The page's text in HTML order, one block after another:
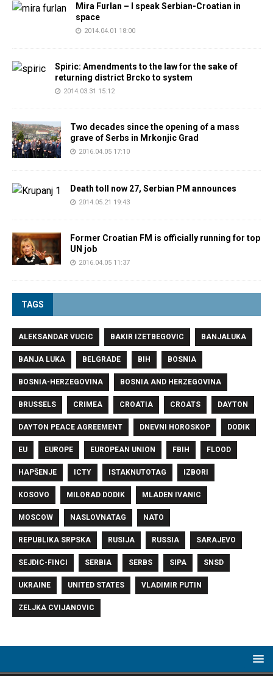
Mira Furlan – I speak Serbian-Croatian in
space
2014.04.01 18:00
Spiric: Amendments to the law for the sake of
returning district Brcko to system
2014.03.31 15:12
Two decades since the opening of a mass
grave of Serbs in Mrkonjic Grad
2016.04.05 17:10
Death toll now 27, Serbian PM announces
2014.05.21 19:43
Former Croatian FM is officially running for top
UN job
2016.04.05 11:37
TAGS
ALEKSANDAR VUCIC BAKIR IZETBEGOVIC BANJALUKA
BANJA LUKA BELGRADE BIH BOSNIA
BOSNIA-HERZEGOVINA BOSNIA AND HERZEGOVINA
BRUSSELS CRIMEA CROATIA CROATS DAYTON
DAYTON PEACE AGREEMENT DNEVNI HOROSKOP DODIK
EU EUROPE EUROPEAN UNION FBIH FLOOD
HAPŠENJE ICTY ISTAKNUTOTAG IZBORI
KOSOVO MILORAD DODIK MLADEN IVANIC
MOSCOW NASLOVNATAG NATO
REPUBLIKA SRPSKA RUSIJA RUSSIA SARAJEVO
SEJDIC-FINCI SERBIA SERBS SIPA SNSD
UKRAINE UNITED STATES VLADIMIR PUTIN
ZELJKA CVIJANOVIC